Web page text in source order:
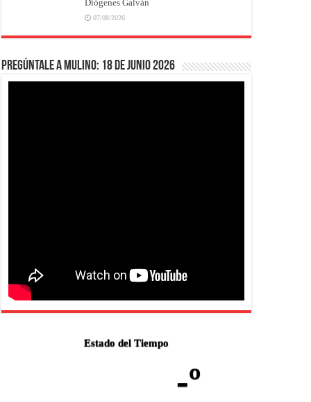
Diógenes Galván
07/08/2026
Pregúntale a Mulino: 18 de junio 2026
Estado del Tiempo
-º